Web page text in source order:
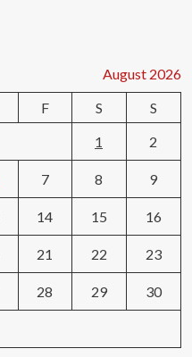
August 2026
F S
S
1
2
7 8 9
14 15 16
21 22 23
28 29 30